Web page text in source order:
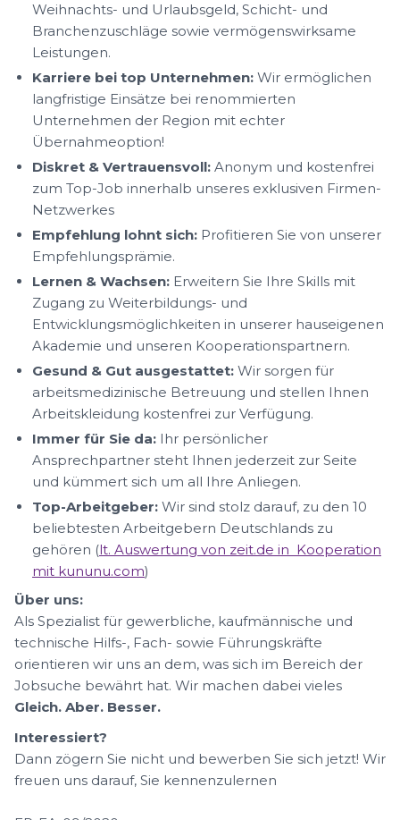
Weihnachts- und Urlaubsgeld, Schicht- und
Branchenzuschläge sowie vermögenswirksame
Leistungen.
Karriere bei top Unternehmen: Wir ermöglichen
langfristige Einsätze bei renommierten
Unternehmen der Region mit echter
Übernahmeoption!
Diskret & Vertrauensvoll: Anonym und kostenfrei
zum Top-Job innerhalb unseres exklusiven Firmen-
Netzwerkes
Empfehlung lohnt sich: Profitieren Sie von unserer
Empfehlungsprämie.
Lernen & Wachsen: Erweitern Sie Ihre Skills mit
Zugang zu Weiterbildungs- und
Entwicklungsmöglichkeiten in unserer hauseigenen
Akademie und unseren Kooperationspartnern.
Gesund & Gut ausgestattet: Wir sorgen für
arbeitsmedizinische Betreuung und stellen Ihnen
Arbeitskleidung kostenfrei zur Verfügung.
Immer für Sie da: Ihr persönlicher
Ansprechpartner steht Ihnen jederzeit zur Seite
und kümmert sich um all Ihre Anliegen.
Top-Arbeitgeber: Wir sind stolz darauf, zu den 10
beliebtesten Arbeitgebern Deutschlands zu
gehören (lt. Auswertung von zeit.de in Kooperation
mit kununu.com)
Über uns:
Als Spezialist für gewerbliche, kaufmännische und
technische Hilfs-, Fach- sowie Führungskräfte
orientieren wir uns an dem, was sich im Bereich der
Jobsuche bewährt hat. Wir machen dabei vieles
Gleich. Aber. Besser.
Interessiert?
Dann zögern Sie nicht und bewerben Sie sich jetzt! Wir
freuen uns darauf, Sie kennenzulernen